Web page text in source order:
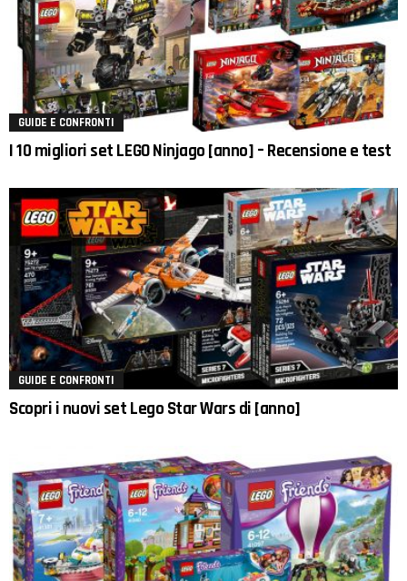
GUIDE E CONFRONTI
I 10 migliori set LEGO Ninjago [anno] – Recensione e test
GUIDE E CONFRONTI
Scopri i nuovi set Lego Star Wars di [anno]